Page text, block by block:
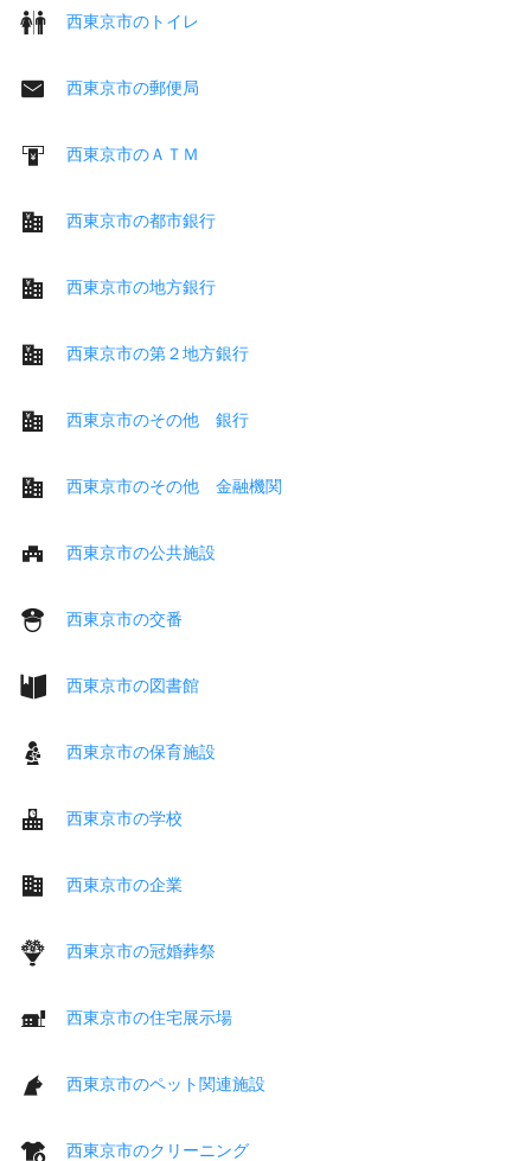
西東京市のトイレ
西東京市の郵便局
西東京市のＡＴＭ
西東京市の都市銀行
西東京市の地方銀行
西東京市の第２地方銀行
西東京市のその他 銀行
西東京市のその他 金融機関
西東京市の公共施設
西東京市の交番
西東京市の図書館
西東京市の保育施設
西東京市の学校
西東京市の企業
西東京市の冠婚葬祭
西東京市の住宅展示場
西東京市のペット関連施設
西東京市のクリーニング